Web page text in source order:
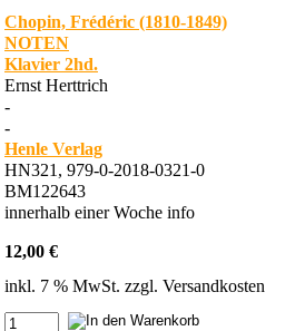
Chopin, Frédéric (1810-1849)
NOTEN
Klavier 2hd.
Ernst Herttrich
-
-
Henle Verlag
HN321, 979-0-2018-0321-0
BM122643
innerhalb einer Woche info
12,00 €
inkl. 7 % MwSt. zzgl. Versandkosten